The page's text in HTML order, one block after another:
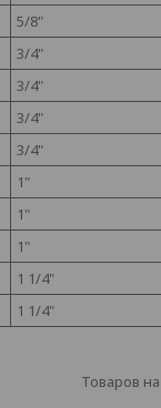
5/8"
3/4"
3/4"
3/4"
3/4"
1"
1"
1"
1 1/4"
1 1/4"